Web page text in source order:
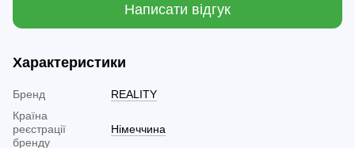
Написати відгук
Характеристики
Бренд
REALITY
Країна
реєстрації
бренду
Німеччина